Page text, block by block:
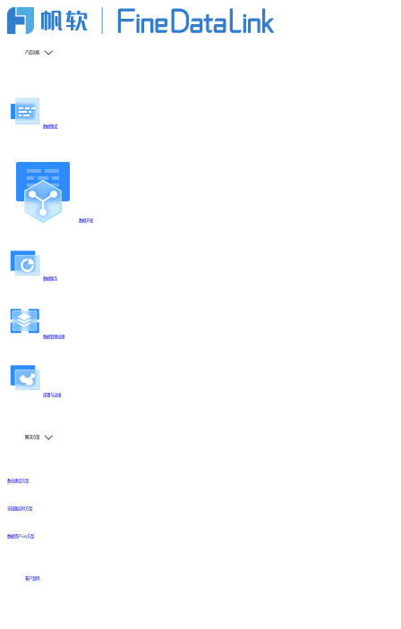
产品功能
数据集成
数据开发
数据服务
数据管理治理
部署与运维
解决方案
数仓建设方案
全链路实时方案
数据资产API方案
客户案例